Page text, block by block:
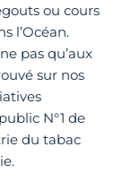
ou cours
l’Océan.
pas qu’aux
sur nos
N°1 de
du tabac